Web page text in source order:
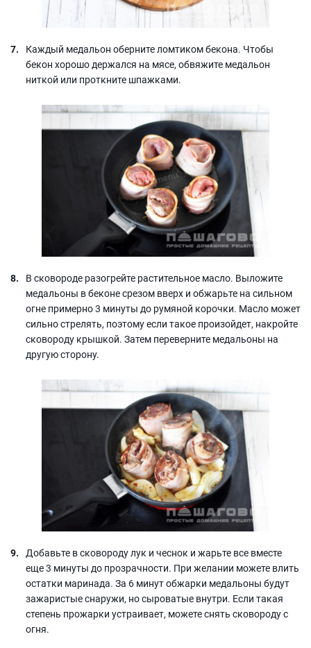
Каждый медальон оберните ломтиком бекона. Чтобы
бекон хорошо держался на мясе, обвяжите медальон
ниткой или проткните шпажками.
В сковороде разогрейте растительное масло. Выложите
медальоны в беконе срезом вверх и обжарьте на сильном
огне примерно 3 минуты до румяной корочки. Масло может
сильно стрелять, поэтому если такое произойдет, накройте
сковороду крышкой. Затем переверните медальоны на
другую сторону.
Добавьте в сковороду лук и чеснок и жарьте все вместе
еще 3 минуты до прозрачности. При желании можете влить
остатки маринада. За 6 минут обжарки медальоны будут
зажаристые снаружи, но сыроватые внутри. Если такая
степень прожарки устраивает, можете снять сковороду с
огня.